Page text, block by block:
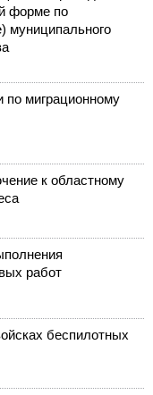
форме по
муниципального
по миграционному
к областному
работ
беспилотных